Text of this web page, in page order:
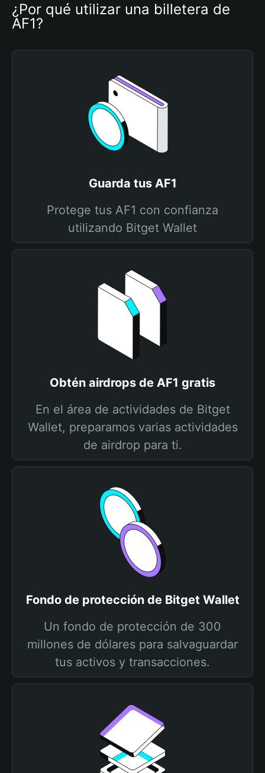
¿Por qué utilizar una billetera de
AF1?
Guarda tus AF1
Protege tus AF1 con confianza
utilizando Bitget Wallet
Obtén airdrops de AF1 gratis
En el área de actividades de Bitget
Wallet, preparamos varias actividades
de airdrop para ti.
Fondo de protección de Bitget Wallet
Un fondo de protección de 300
millones de dólares para salvaguardar
tus activos y transacciones.